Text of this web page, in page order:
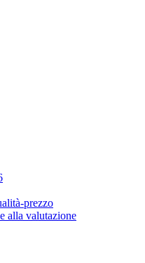
prezzo
alla valutazione